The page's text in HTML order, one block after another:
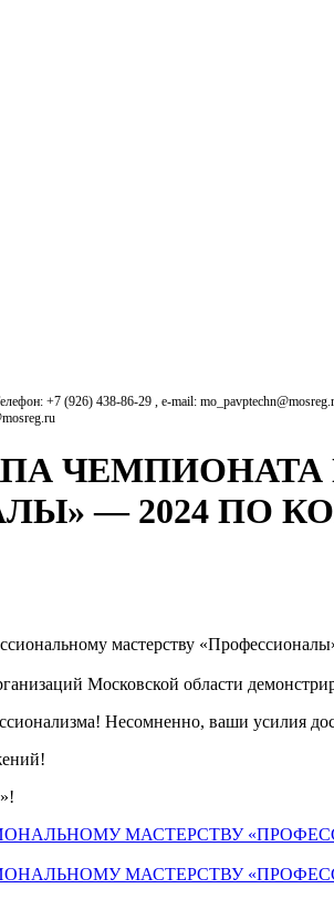
+7 (926) 438-86-29 , e-mail:
— 2024 ПО
мастерству
Московской области
Несомненно, ваши усилия
МАСТЕРСТВУ
МАСТЕРСТВУ